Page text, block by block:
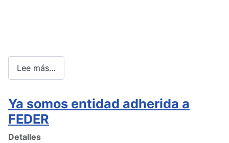
Lee más…
Ya somos entidad adherida a
FEDER
Detalles